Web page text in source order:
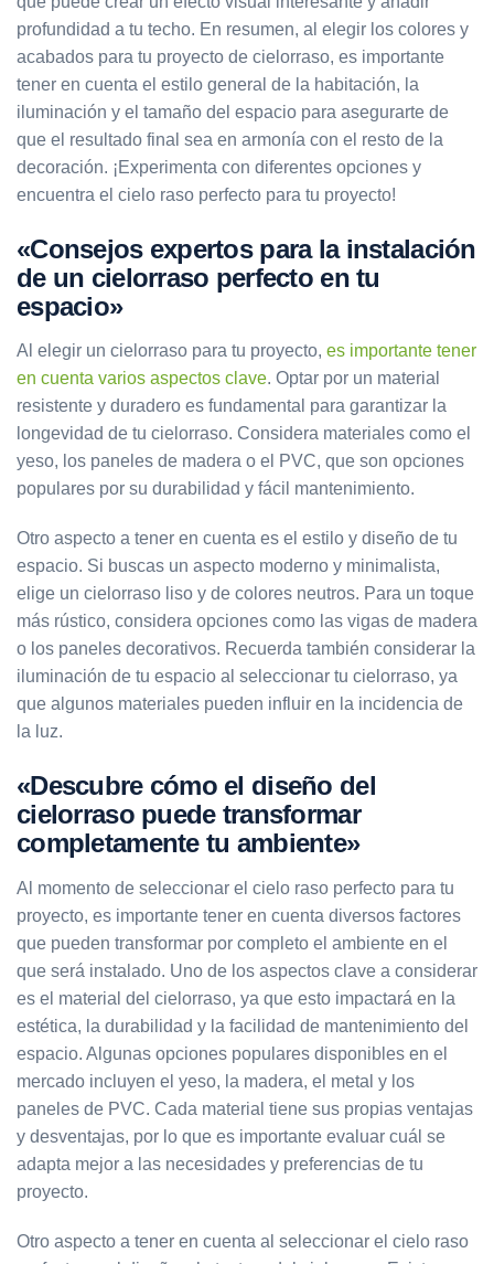
profundidad a tu techo. En resumen, al elegir los colores y
acabados para tu proyecto de cielorraso, es importante
tener en cuenta el estilo general de la habitación, la
iluminación y el tamaño del espacio para asegurarte de
que el resultado final sea en armonía con el resto de la
decoración. ¡Experimenta con diferentes opciones y
encuentra el cielo raso perfecto para tu proyecto!
«Consejos expertos para la instalación
de un cielorraso perfecto en tu
espacio»
Al elegir un cielorraso para tu proyecto, es importante tener
en cuenta varios aspectos clave. Optar por un material
resistente y duradero es fundamental para garantizar la
longevidad de tu cielorraso. Considera materiales como el
yeso, los paneles de madera o el PVC, que son opciones
populares por su durabilidad y fácil mantenimiento.
Otro aspecto a tener en cuenta es el estilo y diseño de tu
espacio. Si buscas un aspecto moderno y minimalista,
elige un cielorraso liso y de colores neutros. Para un toque
más rústico, considera opciones como las vigas de madera
o los paneles decorativos. Recuerda también considerar la
iluminación de tu espacio al seleccionar tu cielorraso, ya
que algunos materiales pueden influir en la incidencia de
la luz.
«Descubre cómo el diseño del
cielorraso puede transformar
completamente tu ambiente»
Al momento de seleccionar el cielo raso perfecto para tu
proyecto, es importante tener en cuenta diversos factores
que pueden transformar por completo el ambiente en el
que será instalado. Uno de los aspectos clave a considerar
es el material del cielorraso, ya que esto impactará en la
estética, la durabilidad y la facilidad de mantenimiento del
espacio. Algunas opciones populares disponibles en el
mercado incluyen el yeso, la madera, el metal y los
paneles de PVC. Cada material tiene sus propias ventajas
y desventajas, por lo que es importante evaluar cuál se
adapta mejor a las necesidades y preferencias de tu
proyecto.
Otro aspecto a tener en cuenta al seleccionar el cielo raso